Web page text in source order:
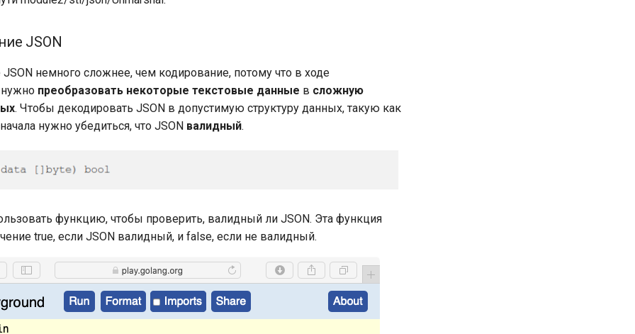
JSON
немного сложнее, чем кодирование, потому что в ходе
преобразовать некоторые текстовые данные в сложную
. Чтобы декодировать JSON в допустимую структуру данных, такую как
нужно убедиться, что JSON валидный.
функцию, чтобы проверить, валидный ли JSON. Эта функция
true, если JSON валидный, и false, если не валидный.